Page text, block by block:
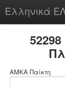
Ελληνικά
chesstu.be @
ΑΜΚΑ Παίκτη